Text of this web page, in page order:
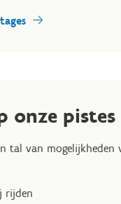
onze pistes
tal van
rijden